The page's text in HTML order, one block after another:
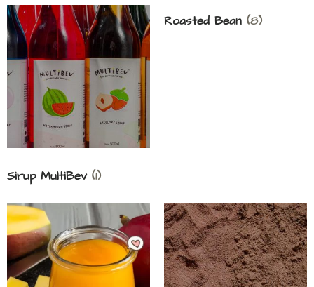
Sirup MultiBev (1)
Roasted Bean (8)